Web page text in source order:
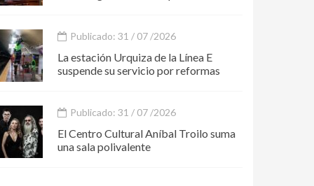
Publicado: 31 / 07 /2026
La estación Urquiza de la Línea E
suspende su servicio por reformas
Publicado: 31 / 07 /2026
El Centro Cultural Aníbal Troilo suma
una sala polivalente